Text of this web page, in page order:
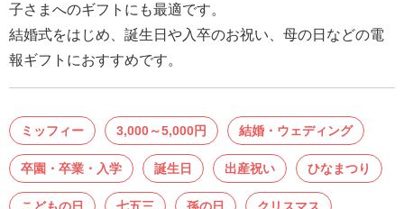
文
集
例
結
婚
式
に
子さまへのギフトにも最適です。
結婚式をはじめ、誕生日や入卒のお祝い、母の日などの電
報ギフトにおすすめです。
ミッフィー 3,000～5,000円 結婚・ウェディング
卒園・卒業・入学 誕生日 出産祝い ひなまつり
こどもの日 七五三 孫の日 クリスマス